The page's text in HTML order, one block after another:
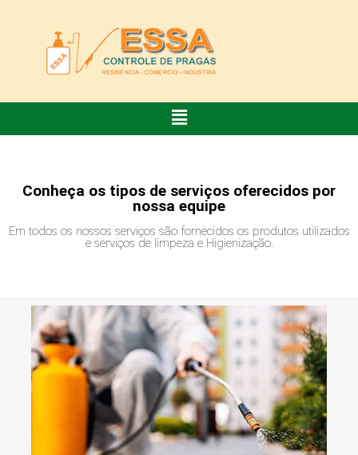
Conheça os tipos de serviços oferecidos por
nossa equipe
Em todos os nossos serviços são fornecidos os produtos utilizados
e serviços de limpeza e Higienização.